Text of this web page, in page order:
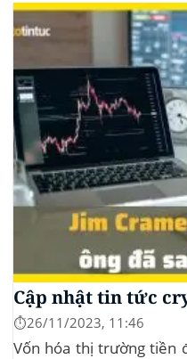
triệu đô Stablecoin bị rút
Cập nhật tin tức
⏱️26/11/2023, 11:46
Vốn hóa thị trường tiền